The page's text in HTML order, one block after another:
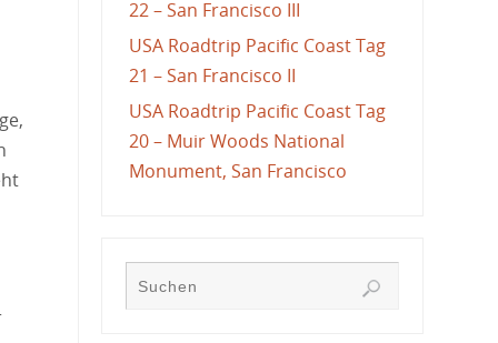
22 – San Francisco III
USA Roadtrip Pacific Coast Tag
21 – San Francisco II
USA Roadtrip Pacific Coast Tag
20 – Muir Woods National
Monument, San Francisco